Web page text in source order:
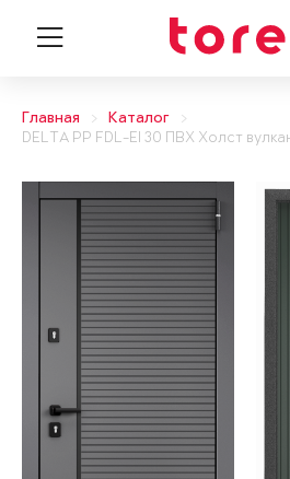
Главная
Каталог
DELTA PP FDL-EI 30 ПВХ Холст